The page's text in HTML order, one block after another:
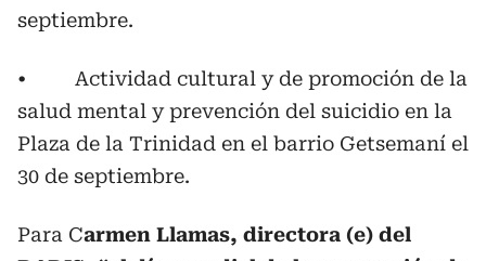
septiembre.
• Actividad cultural y de promoción de la
salud mental y prevención del suicidio en la
Plaza de la Trinidad en el barrio Getsemaní el
30 de septiembre.
Para Carmen Llamas, directora (e) del